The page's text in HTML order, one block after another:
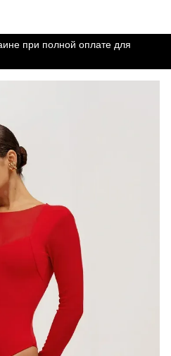
при полной оплате для